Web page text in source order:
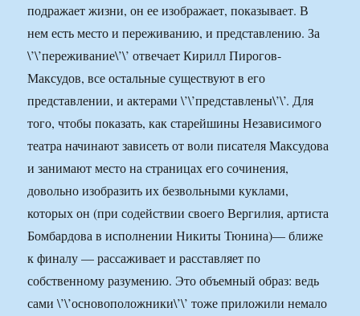
подражает жизни, он ее изображает, показывает. В
нем есть место и переживанию, и представлению. За
\’\’переживание\’\’ отвечает Кирилл Пирогов-
Максудов, все остальные существуют в его
представлении, и актерами \’\’представлены\’\’. Для
того, чтобы показать, как старейшины Независимого
театра начинают зависеть от воли писателя Максудова
и занимают место на страницах его сочинения,
довольно изобразить их безвольными куклами,
которых он (при содействии своего Вергилия, артиста
Бомбардова в исполнении Никиты Тюнина)— ближе
к финалу — рассаживает и расставляет по
собственному разумению. Это объемный образ: ведь
сами \’\’основоположники\’\’ тоже приложили немало